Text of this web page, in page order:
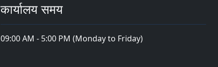
कार्यालय समय
09:00 AM - 5:00 PM (Monday to Friday)